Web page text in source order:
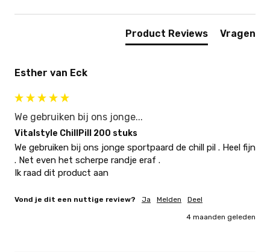
Product Reviews Vragen
Esther van Eck
We gebruiken bij ons jonge...
Vitalstyle ChillPill 200 stuks
We gebruiken bij ons jonge sportpaard de chill pil . Heel fijn
. Net even het scherpe randje eraf .
Ik raad dit product aan
Vond je dit een nuttige review? Ja Melden Deel
4 maanden geleden